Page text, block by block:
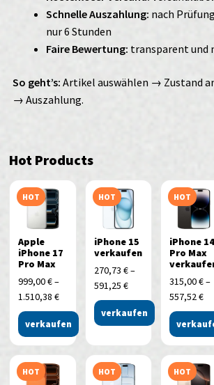
Schnelle Auszahlung: nach
nur 6 Stunden
Faire Bewertung: transparent und
So geht’s: Artikel auswählen → Zustand
→ Auszahlung.
Hot Products
HOT
Apple
iPhone 17
Pro Max
999,00€–
1.510,38€
verkaufen
HOT
iPhone 15
verkaufen
270,73 €–
591,25 €
verkaufen
HOT
iPhone 14
Pro Max
315,00€–
557,52€
HOT HOT HOT